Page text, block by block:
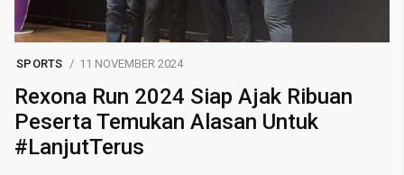
SPORTS 11 NOVEMBER 2024
Rexona Run 2024 Siap Ajak Ribuan
Peserta Temukan Alasan Untuk
#LanjutTerus